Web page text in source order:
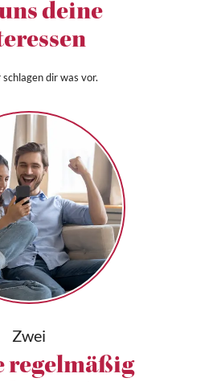
deine
dir was vor.
Zwei
regelmäßig